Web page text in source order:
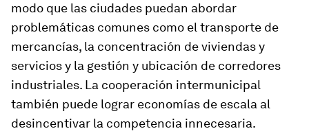
modo que las ciudades puedan abordar
problemáticas comunes como el transporte de
mercancías, la concentración de viviendas y
servicios y la gestión y ubicación de corredores
industriales. La cooperación intermunicipal
también puede lograr economías de escala al
desincentivar la competencia innecesaria.